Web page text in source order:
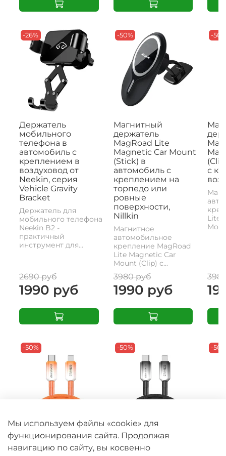
-26%
Держатель
мобильного
телефона в
автомобиль с
креплением в
воздуховод от
Neekin, серия
Vehicle Gravity
Bracket
Держатель для
мобильного телефона
Neekin B2 -
практичный
инструмент для...
2690 руб
1990 руб
-50%
Магнитный
держатель
MagRoad Lite
Magnetic Car Mount
(Stick) в
автомобиль с
креплением на
торпедо или
ровные
поверхности,
Nillkin
Магнитное
автомобильное
крепление MagRoad
Lite Magnetic Car
Mount (Clip) с...
3980 руб
1990 руб
-
с
Lite
-50%
Кабель для
быстрой зарядки
-50%
Кабель для
быстрой зарядки
-
Мы используем файлы «cookie» для
функционирования сайта. Продолжая
навигацию по сайту, вы косвенно